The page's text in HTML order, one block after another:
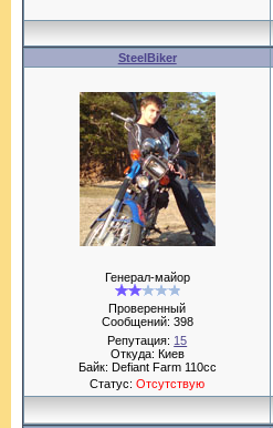
SteelBiker
Генерал-майор
Проверенный
Сообщений: 398
Репутация: 15
Откуда: Киев
Байк: Defiant Farm 110cc
Статус:Отсутствую